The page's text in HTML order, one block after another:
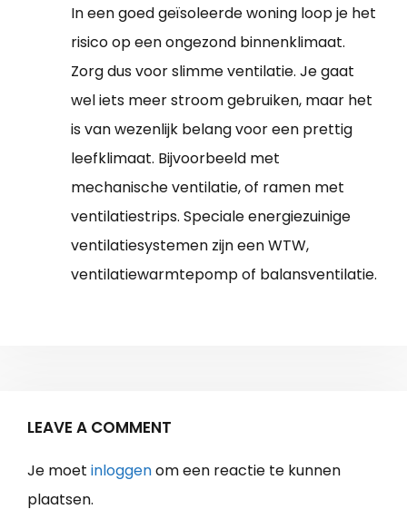
In een goed geïsoleerde woning loop je het
risico op een ongezond binnenklimaat.
Zorg dus voor slimme ventilatie. Je gaat
wel iets meer stroom gebruiken, maar het
is van wezenlijk belang voor een prettig
leefklimaat. Bijvoorbeeld met
mechanische ventilatie, of ramen met
ventilatiestrips. Speciale energiezuinige
ventilatiesystemen zijn een WTW,
ventilatiewarmtepomp of balansventilatie.
LEAVE A COMMENT
Je moet inloggenom een reactie te kunnen
plaatsen.